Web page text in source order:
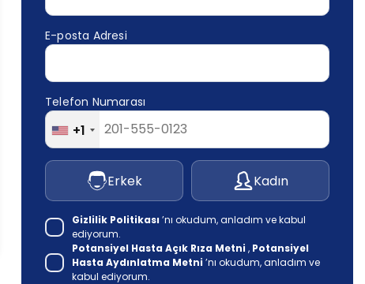
E-posta Adresi
Telefon Numarası
+1
Erkek Kadın
Gizlilik Politikası ’nı okudum, anladım ve kabul
ediyorum.
Potansiyel Hasta Açık Rıza Metni , Potansiyel
Hasta Aydınlatma Metni ’nı okudum, anladım ve
kabul ediyorum.